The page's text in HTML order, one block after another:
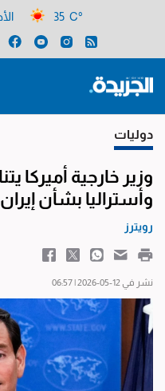
35 C° الأحد 09
دوليات
وزير خارجية أميركا
وأستراليا بشأن
رويترز
نشر في 12-05-2026 | 06:57